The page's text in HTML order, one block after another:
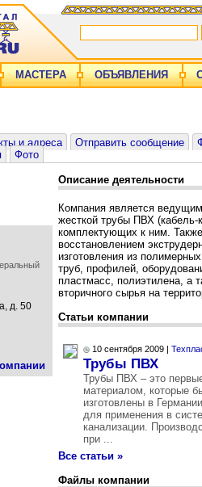
МАСТЕРА ОБЪЯВЛЕНИЯ
и адреса Отправить сообщение
Фото
д. 50
Описание деятельности
Компания является
жесткой трубы ПВХ (кабель-
комплектующих к ним.
восстановлением
изготовления из
труб, профилей,
пластмасс, полиэтилена, а
вторичного сырья на
Статьи компании
10 сентября 2009 |
Трубы ПВХ
Трубы ПВХ – это
материалом, которые
изготовлены в
для применения в
канализации.
при ...
Все статьи »
Файлы компании